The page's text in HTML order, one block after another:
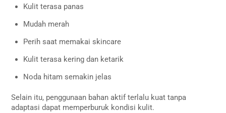
Kulit terasa panas
Mudah merah
Perih saat memakai skincare
Kulit terasa kering dan ketarik
Noda hitam semakin jelas
Selain itu, penggunaan bahan aktif terlalu kuat tanpa
adaptasi dapat memperburuk kondisi kulit.